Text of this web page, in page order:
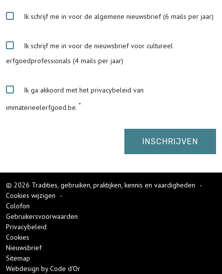
Ik schrijf me in voor de algemene nieuwsbrief (6 mails per jaar)
Ik schrijf me in voor de nieuwsbrief voor cultureel
erfgoedprofessionals (4 mails per jaar)
Ik ga akkoord met het privacybeleid van
immaterieelerfgoed.be.
© 2026 Tradities, gebruiken, praktijken, kennis en vaardigheden
-
Cookies wijzigen
-
Colofon
Gebruikersvoorwaarden
Privacybeleid
Cookies
Nieuwsbrief
Sitemap
Webdesign by Code d'Or